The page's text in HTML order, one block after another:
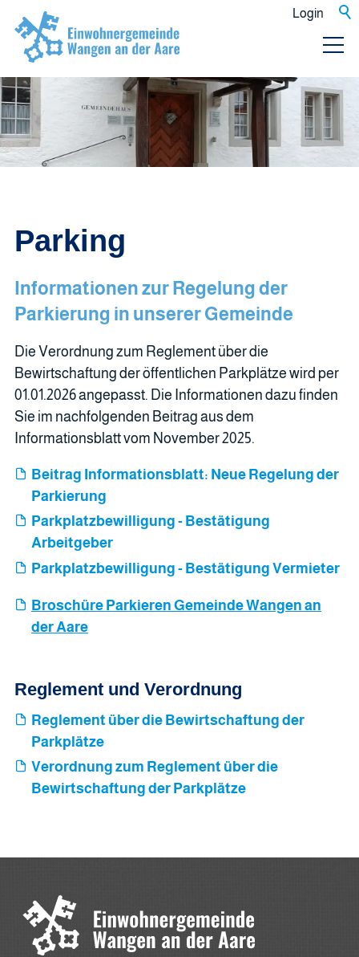
Login
Parking
Informationen zur Regelung der
Parkierung in unserer Gemeinde
Die Verordnung zum Reglement über die
Bewirtschaftung der öffentlichen Parkplätze wird per
01.01.2026 angepasst. Die Informationen dazu finden
Sie im nachfolgenden Beitrag aus dem
Informationsblatt vom November 2025.
Beitrag Informationsblatt: Neue Regelung der
Parkierung
Parkplatzbewilligung - Bestätigung
Arbeitgeber
Parkplatzbewilligung - Bestätigung Vermieter
Broschüre Parkieren Gemeinde Wangen an
der Aare
Reglement und Verordnung
Reglement über die Bewirtschaftung der
Parkplätze
Verordnung zum Reglement über die
Bewirtschaftung der Parkplätze